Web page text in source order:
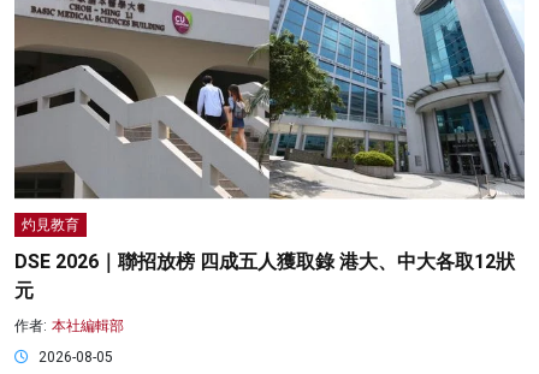
灼見教育
DSE 2026｜聯招放榜 四成五人獲取錄 港大、中大各取12狀
元
作者: 本社編輯部
2026-08-05